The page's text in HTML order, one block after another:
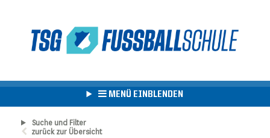
MENÜ EINBLENDEN
Suche und Filter
zurück zur Übersicht